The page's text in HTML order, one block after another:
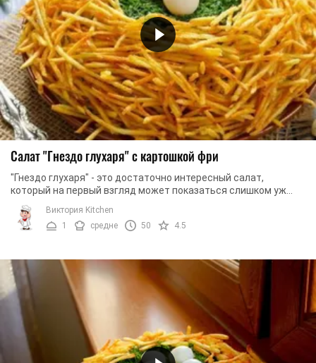
Салат "Гнездо глухаря" с картошкой фри
"Гнездо глухаря" - это достаточно интересный салат,
который на первый взгляд может показаться слишком уж
простым. Казалось бы, ну что может быть ...
Виктория Kitchen
1
средне 50 4.5